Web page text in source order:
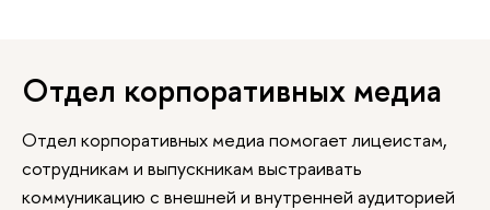
Отдел корпоративных медиа
Отдел корпоративных медиа помогает лицеистам,
сотрудникам и выпускникам выстраивать
коммуникацию с внешней и внутренней аудиторией